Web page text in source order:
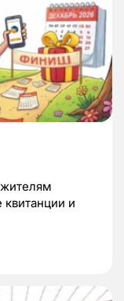
и